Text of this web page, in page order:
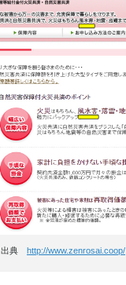
出典 http://www.zenrosai.coop/